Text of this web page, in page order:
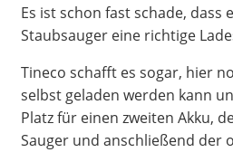
Es ist schon fast schade,
Staubsauger eine richtige
Tineco schafft es sogar, hier
selbst geladen werden kann
Platz für einen zweiten Akku,
Sauger und anschließend der